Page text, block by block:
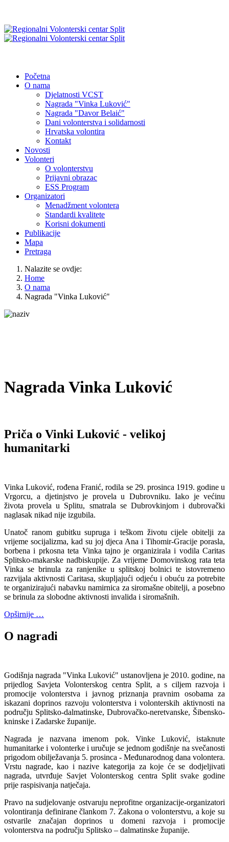
Početna
O nama
Djelatnosti VCST
Nagrada "Vinka Luković"
Nagrada "Davor Belaić"
Dani volonterstva i solidarnosti
Hrvatska volontira
Kontakt
Novosti
Volonteri
O volonterstvu
Prijavni obrazac
ESS Program
Organizatori
Menadžment volontera
Standardi kvalitete
Korisni dokumenti
Publikacije
Mapa
Pretraga
Nalazite se ovdje:
Home
O nama
Nagrada "Vinka Luković"
Nagrada Vinka Luković
Priča o Vinki Luković - velikoj
humanitarki
Vinka Luković, rođena Franić, rodila se 29. prosinca 1919. godine u
Vrgorcu, a djetinjstvo je provela u Dubrovniku. Iako je većinu
života provela u Splitu, smatrala se Dubrovkinjom i dubrovački
naglasak nikad nije izgubila.
Unatoč ranom gubitku supruga i teškom životu cijele obitelji za
vrijeme socijalizma, kad su joj djeca Ana i Tihomir-Gracije porasla,
borbena i prkosna teta Vinka tajno je organizirala i vodila Caritas
Splitsko-makarske nadbiskupije. Za vrijeme Domovinskog rata teta
Vinka se brinula za ranjenike u splitskoj bolnici te istovremeno
razvijala aktivnosti Caritasa, skupljajući odjeću i obuću za potrebite
te organizirajući nabavku namirnica za siromašne obitelji, a posebno
se brinula za slobodne aktivnosti invalida i siromašnih.
Opširnije …
O nagradi
Godišnja nagrada "Vinka Luković" ustanovljena je 2010. godine, na
prijedlog Savjeta Volonterskog centra Split, a s ciljem razvoja i
promocije volonterstva i javnog priznanja pravnim osobama za
iskazani doprinos razvoju volonterstva i volonterskih aktivnosti na
području Splitsko-dalmatinske, Dubrovačko-neretvanske, Šibensko-
kninske i Zadarske županije.
Nagrada je nazvana imenom pok. Vinke Luković, istaknute
humanitarke i volonterke i uručuje se jednom godišnje na svečanosti
prigodom obilježavanja 5. prosinca - Međunarodnog dana volontera.
Vrstu nagrade, kao i nazive kategorija za koje će se dodjeljivati
nagrada, utvrđuje Savjet Volonterskog centra Split svake godine
prije raspisivanja natječaja.
Pravo na sudjelovanje ostvaruju neprofitne organizacije-organizatori
volontiranja definirane člankom 7. Zakona o volonterstvu, a koje su
ostvarile značajan doprinos u domeni razvoja i promocije
volonterstva na području Splitsko – dalmatinske županije.